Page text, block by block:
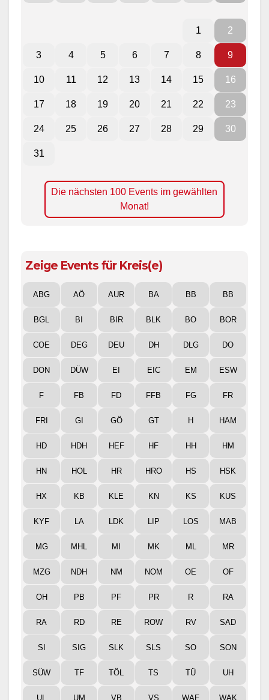
1 2
3 4 5 6 7 8 9
10 11 12 13 14 15 16
17 18 19 20 21 22 23
24 25 26 27 28 29 30
31
Die nächsten 100 Events im gewählten
Monat!
Zeige Events für Kreis(e)
ABG AÖ AUR BA BB BB
BGL BI BIR BLK BO BOR
COE DEG DEU DH DLG DO
DON DÜW EI EIC EM ESW
F FB FD FFB FG FR
FRI GI GÖ GT H HAM
HD HDH HEF HF HH HM
HN HOL HR HRO HS HSK
HX KB KLE KN KS KUS
KYF LA LDK LIP LOS MAB
MG MHL MI MK ML MR
MZG NDH NM NOM OE OF
OH PB PF PR R RA
RA RD RE ROW RV SAD
SI SIG SLK SLS SO SON
SÜW TF TÖL TS TÜ UH
UL UM VB VS WAF WAK